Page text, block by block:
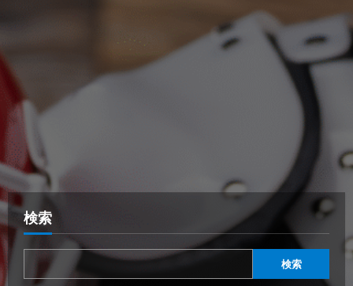
検索
検索